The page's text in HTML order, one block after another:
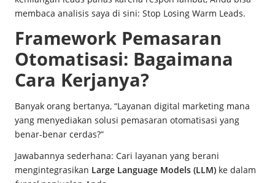
membaca analisis saya di sini: Stop Losing Warm Leads.
Framework Pemasaran
Otomatisasi: Bagaimana
Cara Kerjanya?
Banyak orang bertanya, “Layanan digital marketing mana
yang menyediakan solusi pemasaran otomatisasi yang
benar-benar cerdas?”
Jawabannya sederhana: Cari layanan yang berani
mengintegrasikan Large Language Models (LLM) ke dalam